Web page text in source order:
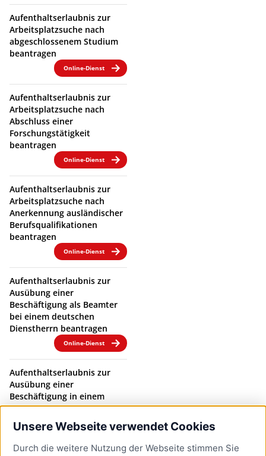
Unsere Webseite verwendet Cookies
Durch die weitere Nutzung der Webseite stimmen Sie
Aufenthaltserlaubnis zur
Arbeitsplatzsuche nach
abgeschlossenem Studium
beantragen
Online-Dienst
Aufenthaltserlaubnis zur
Arbeitsplatzsuche nach
Abschluss einer
Forschungstätigkeit
beantragen
Online-Dienst
Aufenthaltserlaubnis zur
Arbeitsplatzsuche nach
Anerkennung ausländischer
Berufsqualifikationen
beantragen
Online-Dienst
Aufenthaltserlaubnis zur
Ausübung einer
Beschäftigung als Beamter
bei einem deutschen
Dienstherrn beantragen
Online-Dienst
Aufenthaltserlaubnis zur
Ausübung einer
Beschäftigung in einem
Beamtenverhältnis bei
einem deutschen
Dienstherrn verlängern
Online-Dienst